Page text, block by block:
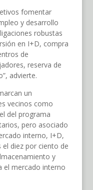
fomentar
y desarrollo
robustas
en I+D, compra
de
reserva de
advierte.
un
vecinos como
del programa
pero asociado
interno, I+D,
diez por ciento de
y
el mercado interno